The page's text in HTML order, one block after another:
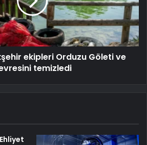
ekipleri Orduzu Göleti ve
temizledi